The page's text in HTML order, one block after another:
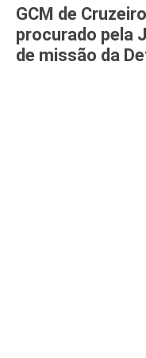
GCM de
procurado pela
de missão da